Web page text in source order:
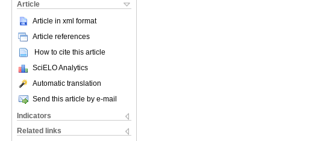
Article
Article in xml format
Article references
How to cite this article
SciELO Analytics
Automatic translation
Send this article by e-mail
Indicators
Related links